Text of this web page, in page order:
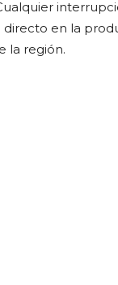
en la
la región.